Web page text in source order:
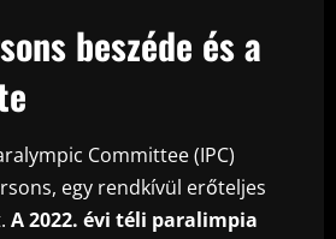
beszéde és a
Committee (IPC)
egy rendkívül erőteljes
A 2022. évi téli paralimpia